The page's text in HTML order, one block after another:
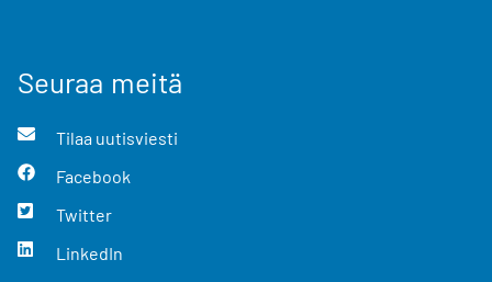
Seuraa meitä
Tilaa uutisviesti
Facebook
Twitter
LinkedIn